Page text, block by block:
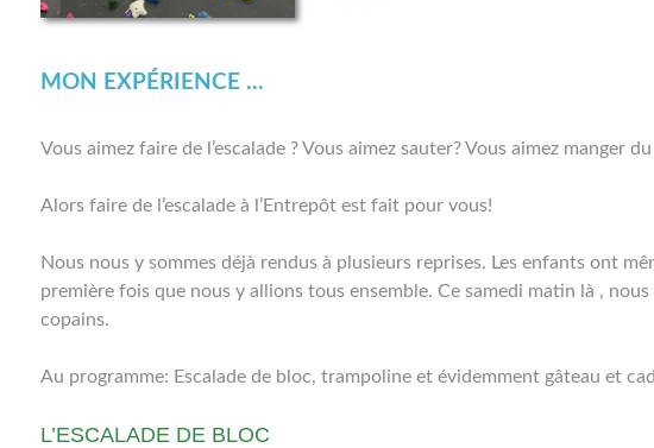
MON EXPÉRIENCE ...
Vous aimez faire de l’escalade ? Vous aimez sauter? Vous aimez manger
Alors faire de l’escalade à l’Entrepôt est fait pour vous!
Nous nous y sommes déjà rendus à plusieurs reprises. Les enfants ont
première fois que nous y allions tous ensemble. Ce samedi matin là ,
copains.
Au programme: Escalade de bloc, trampoline et évidemment gâteau et
L’ESCALADE DE BLOC